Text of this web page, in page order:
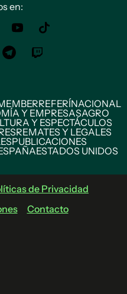
en:
REFERÍNACIONAL
Y EMPRESASAGRO
Y ESPECTÁCULOS
REMATES Y LEGALES
PUBLICACIONES
ESTADOS UNIDOS
de Privacidad
Contacto